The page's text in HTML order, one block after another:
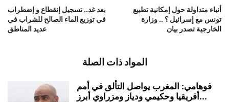
بعد غد.. تسجيل إنقطاع و إضطراب
في توزيع الماء الصالح للشراب في
عديد المناطق
أنباء متداولة حول إمكانية تطبيع
تونس مع إسرائيل ؟ .. وزارة
الخارجية تصدر بيان
المواد ذات الصلة
فوهامي: المغرب يواصل التألق في أمم
أفريقيا وحكيمي ودياز ومزراوي أبرز...